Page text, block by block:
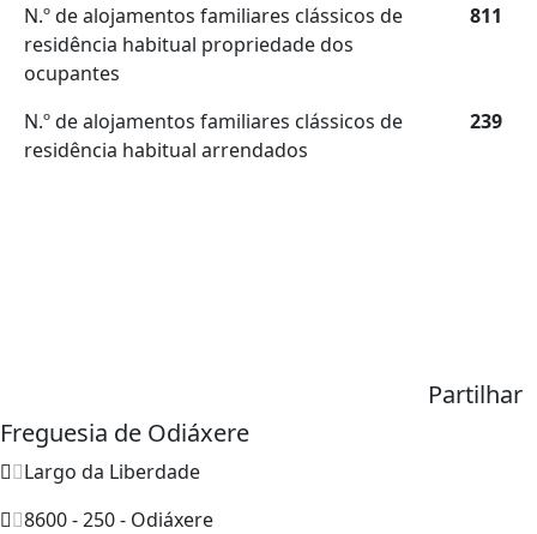
N.º de alojamentos familiares clássicos de
residência habitual propriedade dos
ocupantes
811
N.º de alojamentos familiares clássicos de
residência habitual arrendados
239
Partilhar
Freguesia de Odiáxere
Largo da Liberdade
8600 - 250 - Odiáxere